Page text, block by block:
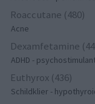
Roaccutane (480)
Acne
Dexamfetamine
ADHD -
Euthyrox (436)
Schildklier -